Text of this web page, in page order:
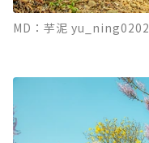
MD：芋泥 yu_ning0202